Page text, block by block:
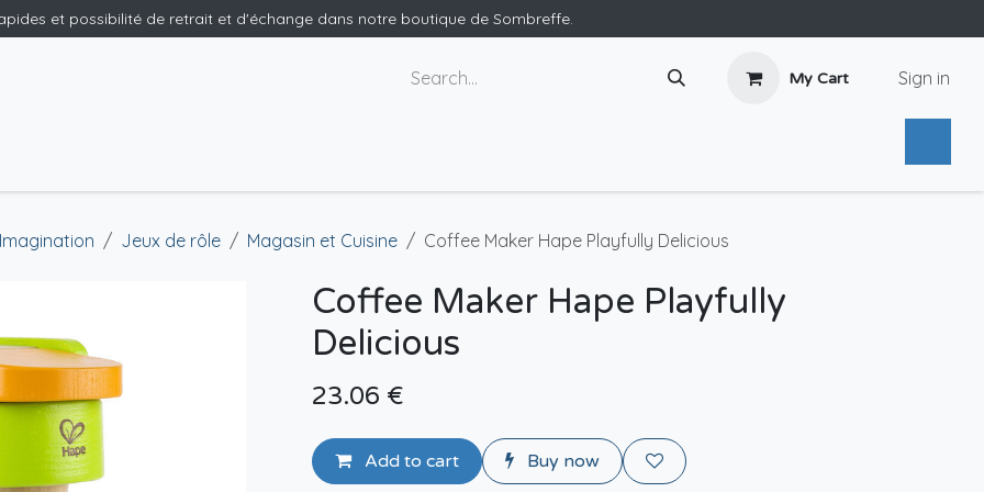
et possibilité de retrait et d'échange dans notre boutique de Sombreffe.
My Cart Sign in
Jeux de rôle Magasin et Cuisine Coffee Maker Hape Playfully Delicious
Coffee Maker Hape Playfully
Delicious
23.06 €
Add to cart Buy now